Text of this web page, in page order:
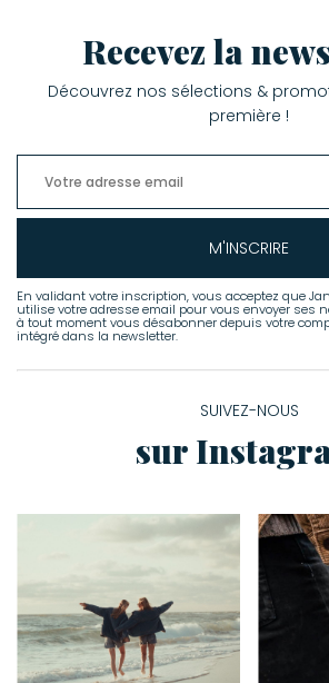
Recevez la
Découvrez nos sélections &
première !
M'INSCRIRE
En validant votre inscription, vous acceptez que
utilise votre adresse email pour vous envoyer ses
à tout moment vous désabonner depuis votre
intégré dans la newsletter.
SUIVEZ-NOUS
sur